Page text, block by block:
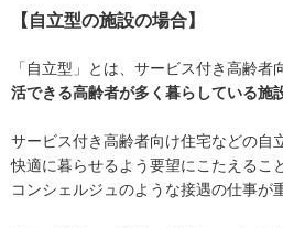
【自立型の施設の場合】
「自立型」とは、サービス付き高齢者
活できる高齢者が多く暮らしている施
サービス付き高齢者向け住宅などの自
快適に暮らせるよう要望にこたえるこ
コンシェルジュのような接遇の仕事が